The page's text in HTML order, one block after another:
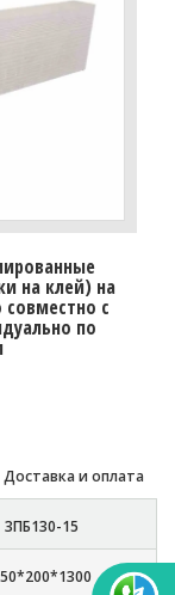
на клей) на
с
по
Доставка и оплата
3ПБ130-15